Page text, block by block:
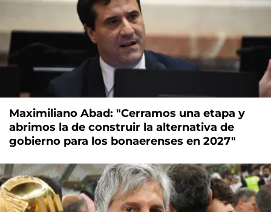
Maximiliano Abad: "Cerramos una etapa y
abrimos la de construir la alternativa de
gobierno para los bonaerenses en 2027"